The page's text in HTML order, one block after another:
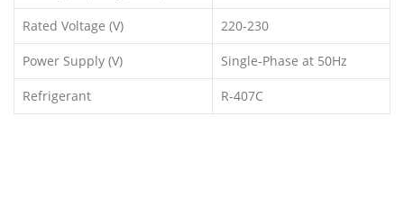
Rated Voltage (V) 220-230
Power Supply (V) Single-Phase at 50Hz
Refrigerant R-407C